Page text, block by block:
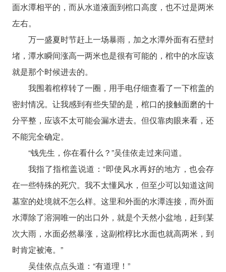
面水潭相平的，而从水道液面到棺口高度，也不过是两米
左右。
万一盛夏时节赶上一场暴雨，加之水潭外面有石壁封
堵，潭水瞬间涨高一两米也是很有可能的，棺中的水应该
就是那个时候进去的。
我围着棺椁转了一圈，用手电仔细查看了一下棺盖的
密封情况。让我感到有些失望的是，棺口的接触面磨的十
分平整，应该不太可能会漏水进去。但仅靠肉眼来看，还
不能完全确定。
“钱先生，你在看什么？”吴佳依走过来问道。
我指了指棺盖说道：“即使风水再好的地方，也会存
在一些特殊的死穴。我不太懂风水，但至少可以知道这间
墓室的处境就不怎么样。这里和外面的水潭连接，而外面
水潭除了溶洞唯一的出口外，就是个天然小盆地，赶到某
次大雨，水面必然暴涨，这副棺椁比水面也就高两米，到
时肯定被淹。”
吴佳依点点头道：“有道理！”